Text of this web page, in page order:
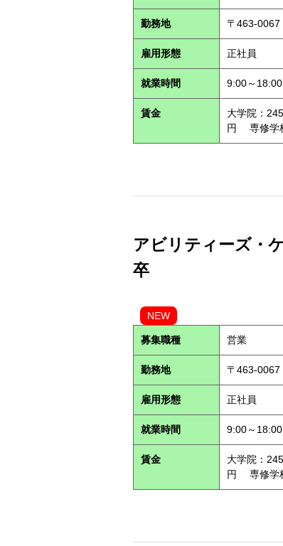
勤務地 〒463-0067
雇用形態 正社員
就業時間 9:00～18:00
賃金
大学院：
円 専修学
アビリティーズ・
卒
NEW
募集職種 営業
勤務地 〒463-0067
雇用形態 正社員
就業時間 9:00～18:00
賃金
大学院：
円 専修学